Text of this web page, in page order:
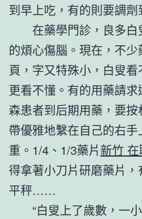
到早上吃，有的則要調劑
在藥學門診，良多
的煩心傷腦。現在，不
頁，字又特殊小，白叟看
更看不懂。有的用藥請
森患者到后期用藥，要
帶優雅地繫在自己的右
重。1/4、1/3藥片新竹
得拿著小刀片研磨藥片
平秤……
“白叟上了歲數，一